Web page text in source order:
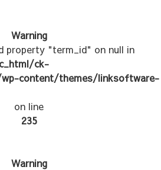
Warning
property "term_id" on null in
ck-
wp-content/themes/linksoftware-
on line
235
Warning